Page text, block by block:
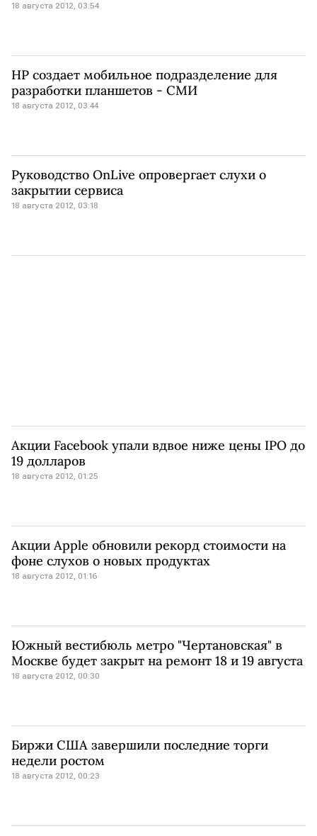
18 августа 2012, 03:54
HP создает мобильное подразделение для
разработки планшетов - СМИ
18 августа 2012, 03:44
Руководство OnLive опровергает слухи о
закрытии сервиса
18 августа 2012, 03:18
Акции Facebook упали вдвое ниже цены IPO до
19 долларов
18 августа 2012, 01:25
Акции Apple обновили рекорд стоимости на
фоне слухов о новых продуктах
18 августа 2012, 01:16
Южный вестибюль метро "Чертановская" в
Москве будет закрыт на ремонт 18 и 19 августа
18 августа 2012, 00:30
Биржи США завершили последние торги
недели ростом
18 августа 2012, 00:23